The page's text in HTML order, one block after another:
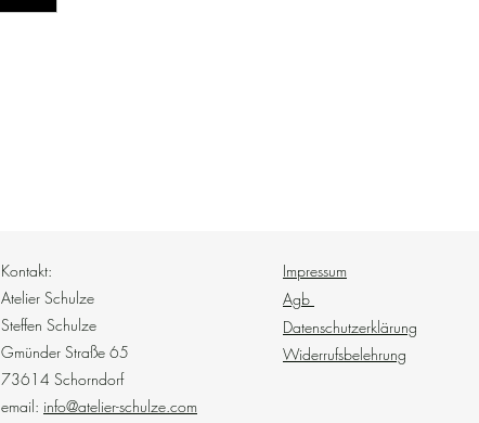
Kontakt:
Atelier Schulze
Steffen Schulze
Gmünder Straße 65
73614 Schorndorf
email: info@atelier-schulze.com
Impressum
Agb
Datenschutzerklärung
Widerrufsbelehrung